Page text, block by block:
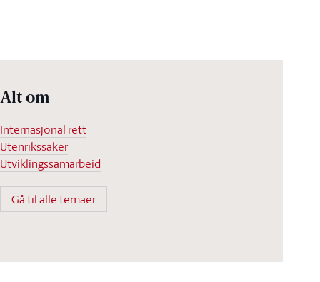
Alt om
Internasjonal rett
Utenrikssaker
Utviklingssamarbeid
Gå til alle temaer